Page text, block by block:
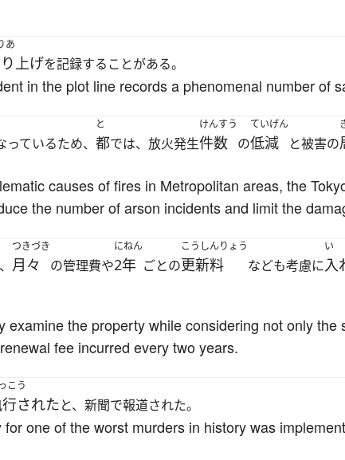
あ
上げを記録することがある。
in the plot line records a phenomenal number of
ているため、
と
都では、放火発生
けんすう
件数 の
ていげん
低減 と被害の
causes of fires in Metropolitan areas, the
the number of arson incidents and limit the
つきづき
月々 の管理費や
にねん
2年 ごとの
こうしんりょう
更新料 なども考慮に
い
入
the property while considering not only the
fee incurred every two years.
こう
されたと、新聞で報道された。
one of the worst murders in history was